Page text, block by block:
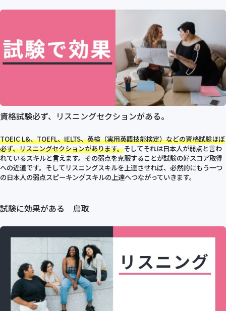
資格試験必ず、 リスニングセクションがある。
TOEIC L&、TOEFL、IELTS、英検（実用英語技能検定）などの資格試験ほぼ
必ず、リスニングセクションがあります。そしてそれは日本人が弱点と言わ
れているスキルと言えます。その弱点を克服することが試験の好スコア取得
への近道です。そしてリスニングスキルを上達させれば、必然的にもう一つ
の日本人の弱点スピーキングスキルの上達へつながっていきます。
試験に効果がある 鳥取